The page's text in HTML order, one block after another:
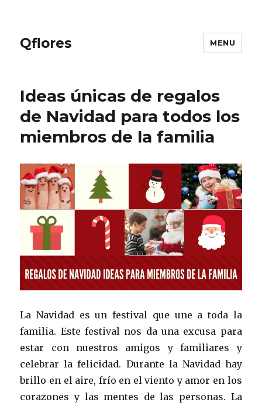
Qflores MENU
Ideas únicas de regalos
de Navidad para todos los
miembros de la familia
La Navidad es un festival que une a toda la
familia. Este festival nos da una excusa para
estar con nuestros amigos y familiares y
celebrar la felicidad. Durante la Navidad hay
brillo en el aire, frío en el viento y amor en los
corazones y las mentes de las personas. La